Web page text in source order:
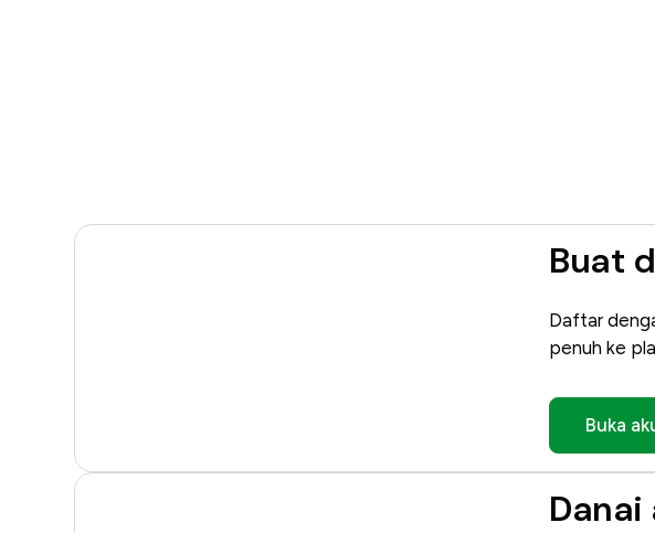
Buat
Daftar
penuh ke
Buka
Danai